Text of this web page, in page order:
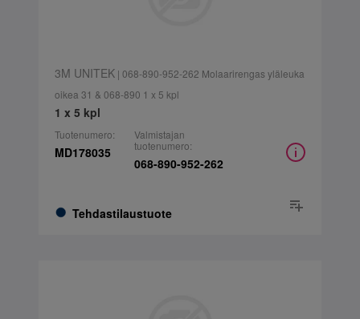
3M UNITEK| 068-890-952-262 Molaarirengas yläleuka
oikea 31 & 068-890 1 x 5 kpl
1 x 5 kpl
Tuotenumero:
MD178035
Tehdastilaustuote
Valmistajan
tuotenumero:
068-890-952-262